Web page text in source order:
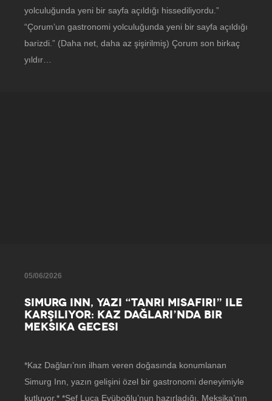
yolculuğunda yeni bir sayfa açıldığı hissediliyordu.”
“Çorum’un gastronomi yolculuğunda yeni bir sayfa açıldığı
barizdi.” (Daha net, daha az şişirilmiş) Çorum son birkaç
yıldır…
05/06/2026
SIMURG INN, YAZI “TANRI MISAFIRI” ILE
KARŞILIYOR: KAZ DAĞLARI’NDA BIR
MEKSIKA GECESI
*Kaz Dağları’nın ilham veren doğasında konumlanan
Simurg Inn, yazın gelişini özel bir gastronomi deneyimiyle
kutluyor.* *Şef Luca Eyüboğlu’nun hazırladığı, Meksika’nın